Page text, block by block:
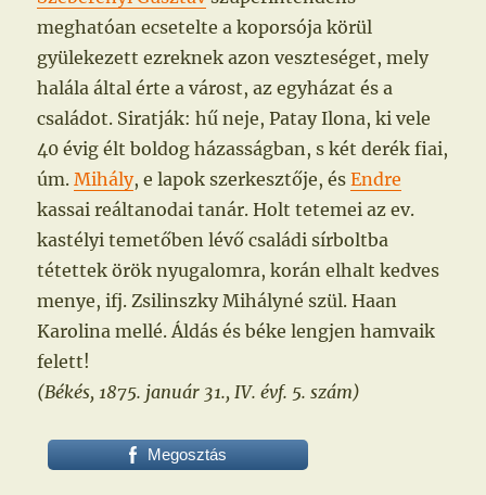
meghatóan ecsetelte a koporsója körül
gyülekezett ezreknek azon veszteséget, mely
halála által érte a várost, az egyházat és a
családot. Siratják: hű neje, Patay Ilona, ki vele
40 évig élt boldog házasságban, s két derék fiai,
úm.Mihály, e lapok szerkesztője, ésEndre
kassai reáltanodai tanár. Holt tetemei az ev.
kastélyi temetőben lévő családi sírboltba
tétettek örök nyugalomra, korán elhalt kedves
menye, ifj. Zsilinszky Mihályné szül. Haan
Karolina mellé. Áldás és béke lengjen hamvaik
felett!
(Békés, 1875. január 31., IV. évf. 5. szám)
Megosztás